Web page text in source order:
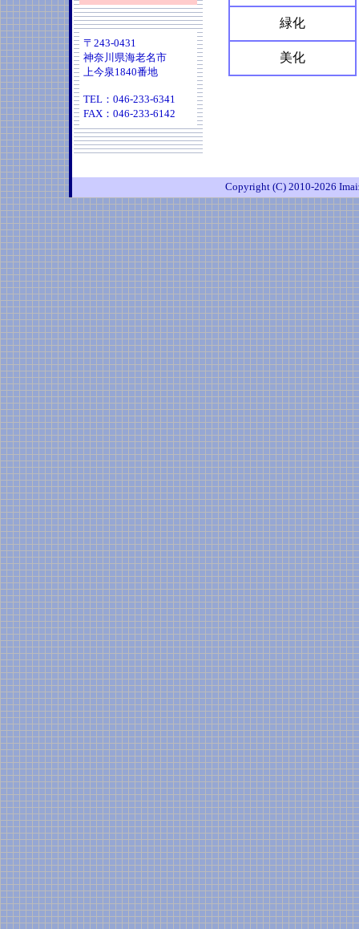
〒243-0431
神奈川県海老名市
上今泉1840番地
TEL：046-233-6341
FAX：046-233-6142
緑化
美化
Copyright (C) 2010-2026